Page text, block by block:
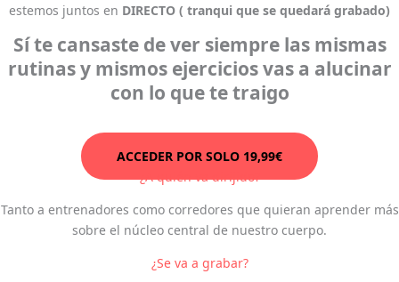
estemos juntos en DIRECTO ( tranqui que se quedará grabado)
Sí te cansaste de ver siempre las mismas
rutinas y mismos ejercicios vas a alucinar
con lo que te traigo
ACCEDER POR SOLO 19,99€
¿A quién va dirijido?
Tanto a entrenadores como corredores que quieran aprender más
sobre el núcleo central de nuestro cuerpo.
¿Se va a grabar?